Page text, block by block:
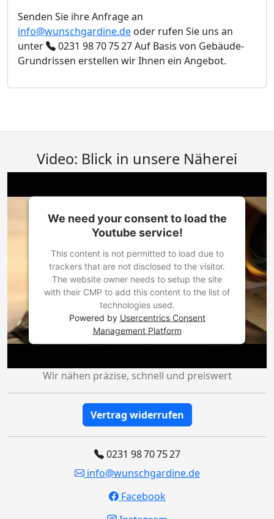
Senden Sie ihre Anfrage an
info@wunschgardine.de oder rufen Sie uns an
unter
0231 98 70 75 27Auf Basis von Gebäude-
Grundrissen erstellen wir Ihnen ein Angebot.
Video: Blick in unsere Näherei
We need your consent to load the
Youtube service!
This content is not permitted to load due to
trackers that are not disclosed to the visitor.
The website owner needs to setup the site
with their CMP to add this content to the list of
technologies used.
Powered by Usercentrics Consent
Management Platform
Wir nähen präzise, schnell und preiswert
Vertrag widerrufen
0231 98 70 75 27
info@wunschgardine.de
Facebook